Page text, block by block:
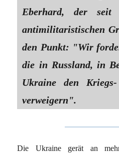
Eberhard, der
antimilitaristischen
den Punkt: "Wir
die in Russland, in
Ukraine den
verweigern".
Die Ukraine gerät an